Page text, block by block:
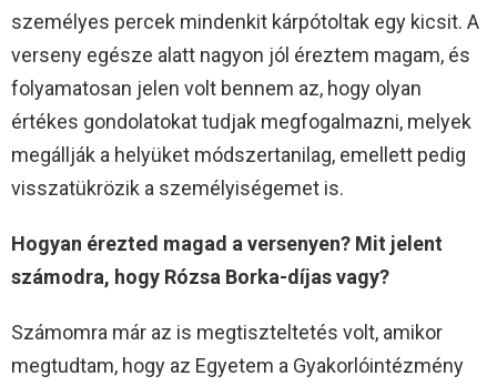
személyes percek mindenkit kárpótoltak egy kicsit. A
verseny egésze alatt nagyon jól éreztem magam, és
folyamatosan jelen volt bennem az, hogy olyan
értékes gondolatokat tudjak megfogalmazni, melyek
megállják a helyüket módszertanilag, emellett pedig
visszatükrözik a személyiségemet is.
Hogyan érezted magad a versenyen? Mit jelent
számodra, hogy Rózsa Borka-díjas vagy?
Számomra már az is megtiszteltetés volt, amikor
megtudtam, hogy az Egyetem a Gyakorlóintézmény